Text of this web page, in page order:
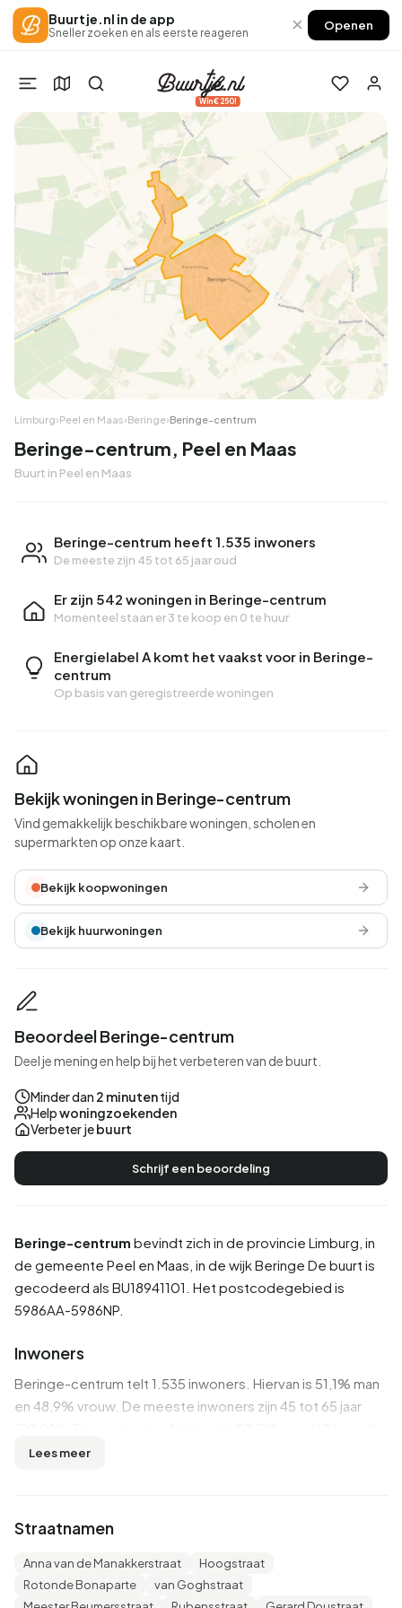
Buurtje.nl in de app
Sneller zoeken en als eerste reageren × Openen
Win €250!
Limburg›Peel en Maas›Beringe›Beringe-centrum
Beringe-centrum, Peel en Maas
Buurt in Peel en Maas
Beringe-centrum heeft 1.535 inwoners
De meeste zijn 45 tot 65 jaar oud
Er zijn 542 woningen in Beringe-centrum
Momenteel staan er3 te koop en 0 te huur
Energielabel A komt het vaakst voor in Beringe-
centrum
Op basis van geregistreerde woningen
Beringe-centrum bevindt zich in de provincie Limburg , in
de gemeente Peel en Maas , in de wijkBeringe De buurt is
gecodeerd als BU18941101. Het postcodegebied is
5986AA-5986NP.
Inwoners
Beringe-centrum telt 1.535 inwoners. Hiervan is 51,1% man
en 48,9% vrouw. De meeste inwoners zijn 45 tot 65 jaar
ouder', 21,5% voor '25 tot 45 jaar', 14,7% voor '0 tot 15 jaar'
komen uit Europa en 55 komen uit landen buiten Europa.
Er zijn 645 huishoudens in Beringe-centrum. 25,6% daarvan
zijn eenpersoonshuishoudens, 38,8% huishoudens zonder
Lees meer
Straatnamen
Anna van de Manakkerstraat
Hoogstraat
Rotonde Bonaparte
van Goghstraat
Bekijk woningen in Beringe-centrum
Vind gemakkelijk beschikbare woningen, scholen en
supermarkten op onze kaart.
Bekijk koopwoningen
Bekijk huurwoningen
Beoordeel Beringe-centrum
Deel je mening en help bij het verbeteren van de buurt.
Minder dan 2 minutentijd
Helpwoningzoekenden
Verbeter jebuurt
Schrijf een beoordeling